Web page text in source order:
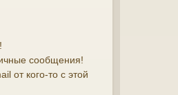
сообщения!
от кого-то с этой